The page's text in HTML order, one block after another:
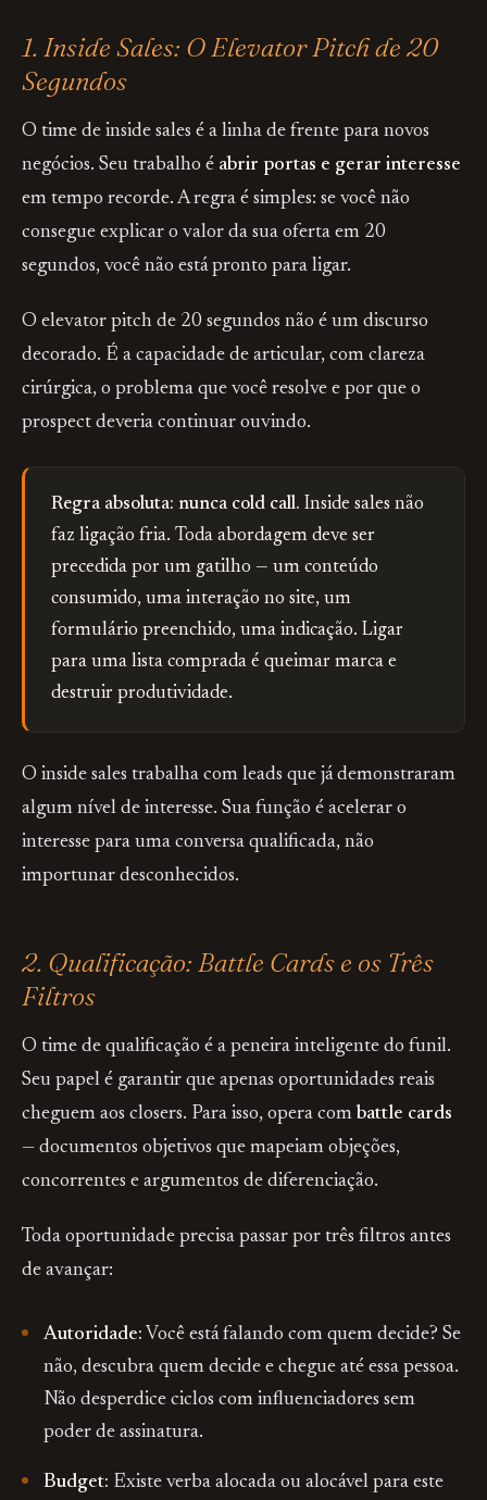
1. Inside Sales: O Elevator Pitch de 20
Segundos
O time de inside sales é a linha de frente para novos
negócios. Seu trabalho é abrir portas e gerar interesse
em tempo recorde. A regra é simples: se você não
consegue explicar o valor da sua oferta em 20
segundos, você não está pronto para ligar.
O elevator pitch de 20 segundos não é um discurso
decorado. É a capacidade de articular, com clareza
cirúrgica, o problema que você resolve e por que o
prospect deveria continuar ouvindo.
Regra absoluta: nunca cold call. Inside sales não
faz ligação fria. Toda abordagem deve ser
precedida por um gatilho — um conteúdo
consumido, uma interação no site, um
formulário preenchido, uma indicação. Ligar
para uma lista comprada é queimar marca e
destruir produtividade.
O inside sales trabalha com leads que já demonstraram
algum nível de interesse. Sua função é acelerar o
interesse para uma conversa qualificada, não
importunar desconhecidos.
2. Qualificação: Battle Cards e os Três
Filtros
O time de qualificação é a peneira inteligente do funil.
Seu papel é garantir que apenas oportunidades reais
cheguem aos closers. Para isso, opera com battle cards
— documentos objetivos que mapeiam objeções,
concorrentes e argumentos de diferenciação.
Toda oportunidade precisa passar por três filtros antes
de avançar:
Autoridade: Você está falando com quem decide? Se
não, descubra quem decide e chegue até essa pessoa.
Não desperdice ciclos com influenciadores sem
poder de assinatura.
Budget: Existe verba alocada ou alocável para este